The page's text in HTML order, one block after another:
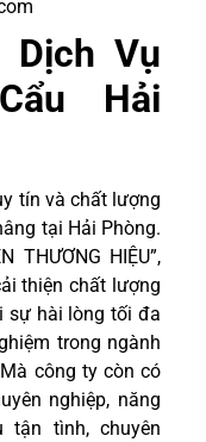
Dịch Vụ
Hải
tín và chất lượng
tại Hải Phòng.
THƯƠNG HIỆU”,
thiện chất lượng
sự hài lòng tối đa
trong ngành
công ty còn có
nghiệp, năng
tình, chuyên